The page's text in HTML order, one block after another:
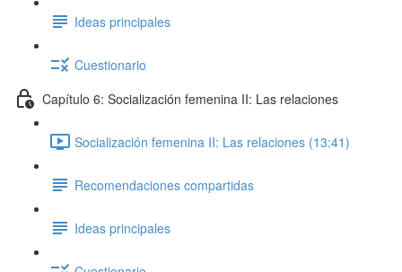
Ideas principales
Cuestionario
Capítulo 6: Socialización femenina II: Las relaciones
Socialización femenina II: Las relaciones (13:41)
Recomendaciones compartidas
Ideas principales